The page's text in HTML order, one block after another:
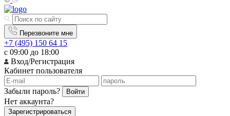
Перезвоните мне
+7 (495) 150 64 15
с 09:00 до 18:00
Вход/Регистрация
Кабинет пользователя
Забыли пароль? Войти
Нет аккаунта?
Зарегистрироваться